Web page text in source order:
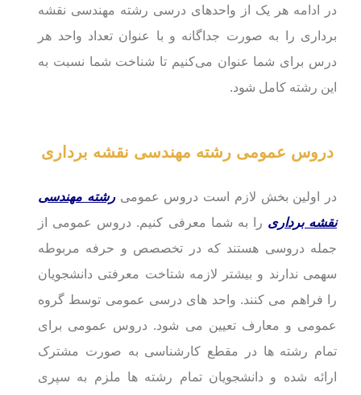
در ادامه هر یک از واحدهای درسی رشته مهندسی نقشه
برداری را به صورت جداگانه و با عنوان تعداد واحد هر
درس برای شما عنوان می‌کنیم تا شناخت شما نسبت به
این رشته کامل شود.
دروس عمومی رشته مهندسی نقشه برداری
در اولین بخش لازم است دروس عمومیرشته مهندسی
نقشه برداری را به شما معرفی کنیم. دروس عمومی از
جمله دروسی هستند که در تخصصص و حرفه مربوطه
سهمی ندارند و بیشتر لازمه شتاخت معرفتی دانشجویان
را فراهم می کنند. واحد های درسی عمومی توسط گروه
عمومی و معارف تعیین می شود. دروس عمومی برای
تمام رشته ها در مقطع کارشناسی به صورت مشترک
ارائه شده و دانشجویان تمام رشته ها ملزم به سپری